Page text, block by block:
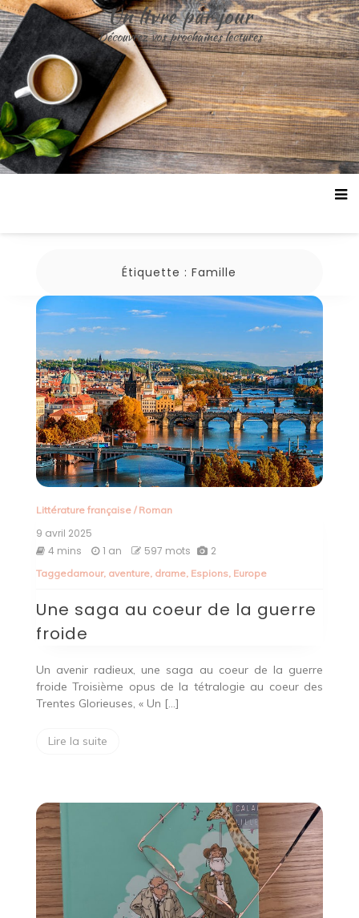
Un livre par jour
Découvrez vos prochaines lectures
Étiquette :Famille
Littérature française/ Roman
9 avril 2025
4 mins
1 an 597 mots 2
Taggedamour, aventure, drame, Espions, Europe
Une saga au coeur de la guerre
froide
Un avenir radieux, une saga au coeur de la guerre
froide Troisième opus de la tétralogie au coeur des
Trentes Glorieuses, « Un […]
Lire la suite